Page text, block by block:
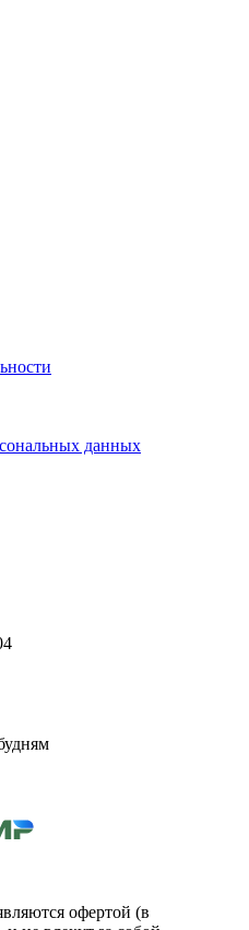
данных
офертой (в